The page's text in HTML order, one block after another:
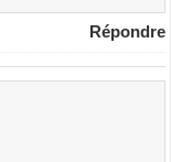
Répondre